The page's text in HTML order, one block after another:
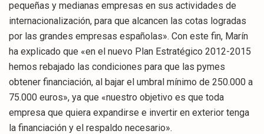
pequeñas y medianas empresas en sus actividades de
internacionalización, para que alcancen las cotas logradas
por las grandes empresas españolas». Con este fin, Marín
ha explicado que «en el nuevo Plan Estratégico 2012-2015
hemos rebajado las condiciones para que las pymes
obtener financiación, al bajar el umbral mínimo de 250.000 a
75.000 euros», ya que «nuestro objetivo es que toda
empresa que quiera expandirse e invertir en exterior tenga
la financiación y el respaldo necesario».